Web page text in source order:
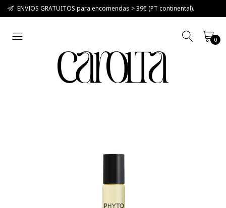
ENVIOS GRATUITOS para encomendas > 39€ (PT continental).
0